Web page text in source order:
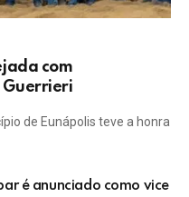
com
Guerrieri
de Eunápolis teve a honra
é anunciado como vice